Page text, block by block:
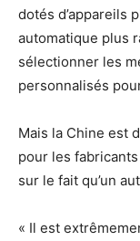
dotés d’appareils
automatique plus
sélectionner les
personnalisés
Mais la Chine est
pour les
sur le fait qu’un
« Il est